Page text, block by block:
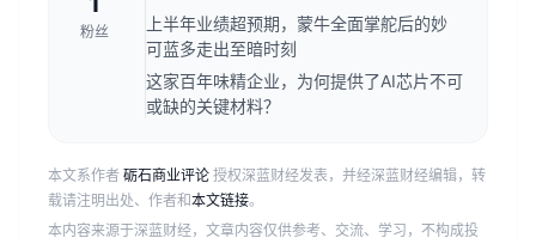
粉丝
上半年业绩超预期，蒙牛全面掌舵后的妙
可蓝多走出至暗时刻
这家百年味精企业，为何提供了AI芯片不可
或缺的关键材料？
本文系作者 砺石商业评论 授权深蓝财经发表，并经深蓝财经编辑，转
载请注明出处、作者和本文链接。
本内容来源于深蓝财经，文章内容仅供参考、交流、学习，不构成投